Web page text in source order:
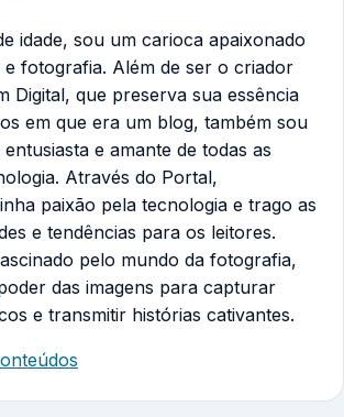
idade, sou um carioca apaixonado
fotografia. Além de ser o criador
Digital, que preserva sua essência
em que era um blog, também sou
e amante de todas as
Através do Portal,
paixão pela tecnologia e trago as
e tendências para os leitores.
pelo mundo da fotografia,
das imagens para capturar
e transmitir histórias cativantes.